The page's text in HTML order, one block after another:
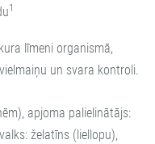
1
līmeni organismā,
un svara kontroli.
apjoma palielinātājs:
želatīns (liellopu),